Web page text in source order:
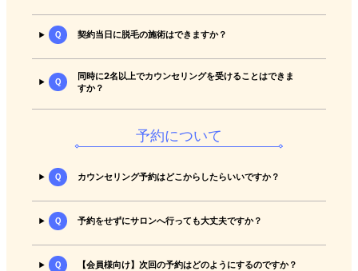
Ｑ 契約当日に脱毛の施術はできますか？
Ｑ
同時に2名以上でカウンセリングを受けることはできま
すか？
予約について
Ｑ カウンセリング予約はどこからしたらいいですか？
Ｑ 予約をせずにサロンへ行っても大丈夫ですか？
Ｑ 【会員様向け】次回の予約はどのようにするのですか？